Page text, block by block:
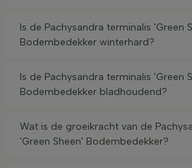
Is de Pachysandra terminalis 'Green
Bodembedekker winterhard?
Is de Pachysandra terminalis 'Green
Bodembedekker bladhoudend?
Wat is de groeikracht van de
'Green Sheen' Bodembedekker?